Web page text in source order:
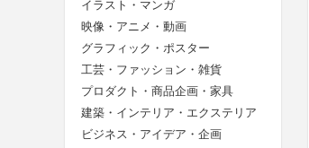
イラスト・マンガ
映像・アニメ・動画
グラフィック・ポスター
工芸・ファッション・雑貨
プロダクト・商品企画・家具
建築・インテリア・エクステリア
ビジネス・アイデア・企画